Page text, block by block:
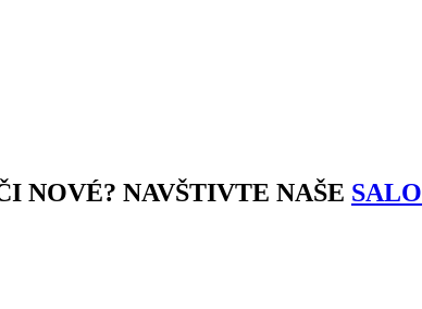
NOVÉ? NAVŠTIVTE NAŠE